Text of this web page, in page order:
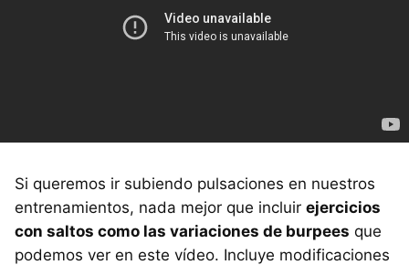
Si queremos ir subiendo pulsaciones en nuestros
entrenamientos, nada mejor que incluir ejercicios
con saltos como las variaciones de burpees que
podemos ver en este vídeo. Incluye modificaciones